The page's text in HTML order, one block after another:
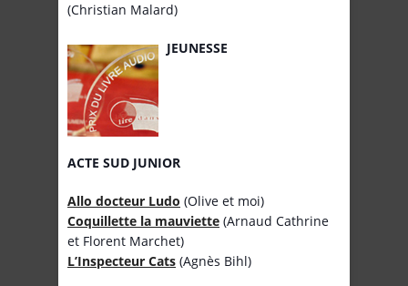
(Christian Malard)
JEUNESSE
ACTE SUD JUNIOR
Allo docteur Ludo (Olive et moi)
Coquillette la mauviette (Arnaud Cathrine
et Florent Marchet)
L’Inspecteur Cats (Agnès Bihl)